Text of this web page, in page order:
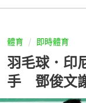
體育 即時體育
羽毛球．印
手 鄧俊文